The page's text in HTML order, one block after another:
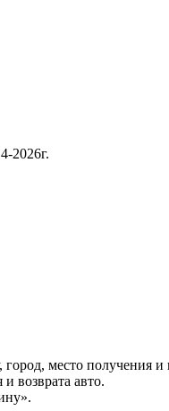
2026г.
город, место получения и
возврата авто.